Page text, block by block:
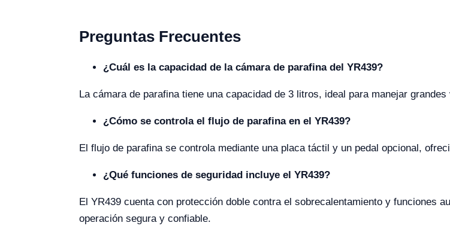
Preguntas Frecuentes
¿Cuál es la capacidad de la cámara de parafina del YR439?
La cámara de parafina tiene una capacidad de 3 litros, ideal para manejar
¿Cómo se controla el flujo de parafina en el YR439?
El flujo de parafina se controla mediante una placa táctil y un pedal opcional,
¿Qué funciones de seguridad incluye el YR439?
El YR439 cuenta con protección doble contra el sobrecalentamiento y funciones
operación segura y confiable.